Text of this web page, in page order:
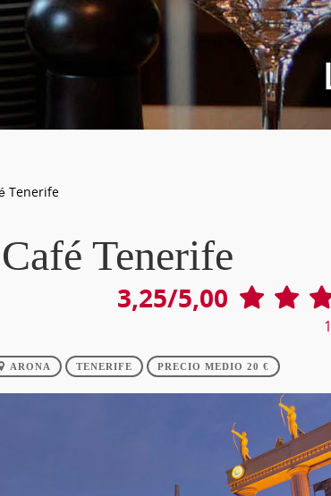
Tenerife
Tenerife
3,25/5,00
1
ARONA TENERIFE PRECIO MEDIO 20 €